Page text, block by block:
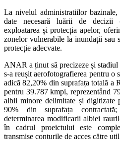
La nivelul administratiilor
date necesară luării de decizii
exploatarea și protecția apelor,
zonelor vulnerabile la inundații sau
protecție adecvate.
ANAR a ținut să precizeze și
s-a reușit aerofotografierea pentru o
adică 82,20% din suprafața totală a
pentru 39.787 kmpi, reprezentând
albii minore delimitate și digitizate
90% din suprafața
determinarea modificarii albiei
în cadrul proeictului este
transmise conturile de acces către